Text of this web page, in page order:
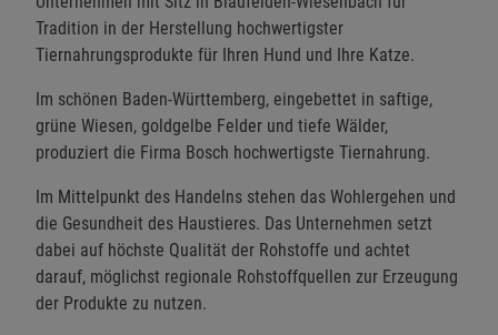
Tradition in der Herstellung hochwertigster
Tiernahrungsprodukte für Ihren Hund und Ihre Katze.
Im schönen Baden-Württemberg, eingebettet in saftige,
grüne Wiesen, goldgelbe Felder und tiefe Wälder,
produziert die Firma Bosch hochwertigste Tiernahrung.
Im Mittelpunkt des Handelns stehen das Wohlergehen und
die Gesundheit des Haustieres. Das Unternehmen setzt
dabei auf höchste Qualität der Rohstoffe und achtet
darauf, möglichst regionale Rohstoffquellen zur Erzeugung
der Produkte zu nutzen.